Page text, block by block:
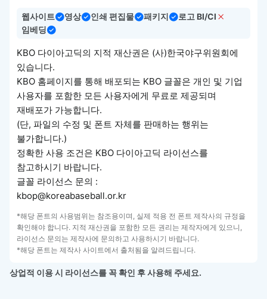
웹사이트 영상 인쇄 편집물 패키지
로고 BI/CI
임베딩
KBO 다이아고딕의 지적 재산권은 (사)한국야구위원회에
있습니다.
KBO 홈페이지를 통해 배포되는 KBO 글꼴은 개인 및 기업
사용자를 포함한 모든 사용자에게 무료로 제공되며
재배포가 가능합니다.
(단, 파일의 수정 및 폰트 자체를 판매하는 행위는
불가합니다.)
정확한 사용 조건은 KBO 다이아고딕 라이선스를
참고하시기 바랍니다.
글꼴 라이선스 문의 :
kbop@koreabaseball.or.kr
*해당 폰트의 사용범위는 참조용이며, 실제 적용 전 폰트 제작사의 규정을
확인해야 합니다. 지적 재산권을 포함한 모든 권리는 제작자에게 있으니,
라이선스 문의는 제작사에 문의하고 사용하시기 바랍니다.
*해당 폰트는 제작사 사이트에서 출처됨을 알려드립니다.
상업적 이용 시 라이선스를 꼭 확인 후 사용해 주세요.